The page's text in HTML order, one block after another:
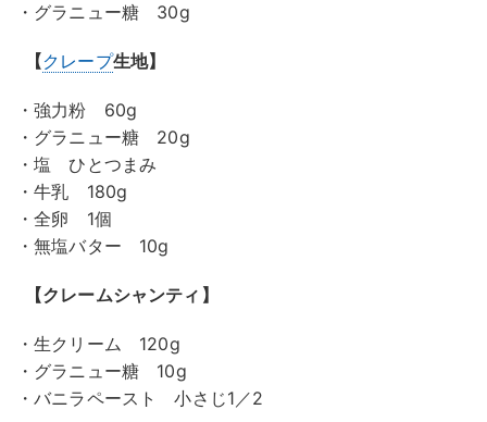
・グラニュー糖 30g
【クレープ生地】
・強力粉 60g
・グラニュー糖 20g
・塩 ひとつまみ
・牛乳 180g
・全卵 1個
・無塩バター 10g
【クレームシャンティ】
・生クリーム 120g
・グラニュー糖 10g
・バニラペースト 小さじ1／2